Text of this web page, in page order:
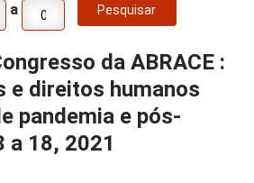
a
da ABRACE :
e direitos humanos
pandemia e pós-
a 18, 2021